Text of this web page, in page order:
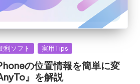
利ソフト 実用Tips
の位置情報を簡単に変
』を解説